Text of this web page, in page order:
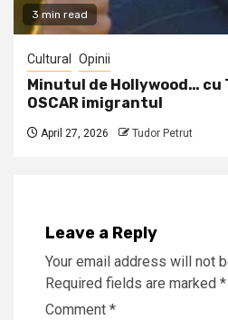
3 min read
Cultural Opinii
Minutul de Hollywood… cu
OSCAR imigrantul
April 27, 2026 Tudor Petrut
Leave a Reply
Your email address will not
Required fields are marked *
Comment *